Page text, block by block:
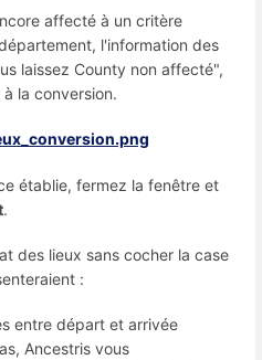
affecté à un critère
l'information des
laissez County non affecté",
la conversion.
établie, fermez la fenêtre et
.
des lieux sans cocher la case
:
entre départ et arrivée
Ancestris vous